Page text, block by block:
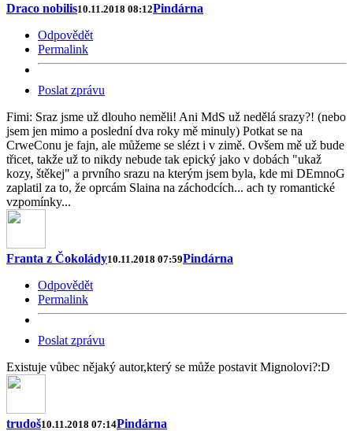
Draco nobilis10.11.2018 08:12Pindárna
Odpovědět
Permalink
Poslat zprávu
Fimi: Sraz jsme už dlouho neměli! Ani MdS už nedělá srazy?! (nebo
jsem jen mimo a poslední dva roky mě minuly) Potkat se na
CrweConu je fajn, ale můžeme se slézt i v zimě. Ovšem mě už bude
třicet, takže už to nikdy nebude tak epický jako v dobách "ukaž
kozy, štěkej" a prvního srazu na kterým jsem byla, kde mi DEmnoG
zaplatil za to, že oprcám Slaina na záchodcích... ach ty romantické
vzpomínky...
Franta z Čokolády10.11.2018 07:59Pindárna
Odpovědět
Permalink
Poslat zprávu
Existuje vůbec nějaký autor,který se může postavit Mignolovi?:D
trudoš10.11.2018 07:14Pindárna